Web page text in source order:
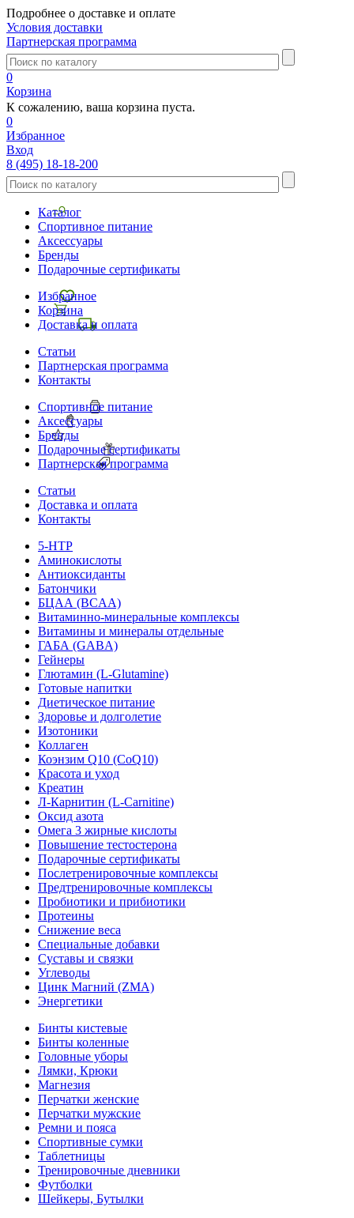
Подробнее о доставке и оплате
Условия доставки
Партнерская программа
0
Корзина
К сожалению, ваша корзина пуста.
0
Избранное
Вход
8 (495) 18-18-200
Каталог
Спортивное питание
Аксессуары
Бренды
Подарочные сертификаты
Избранное
Корзина
Доставка и оплата
Статьи
Партнерская программа
Контакты
Спортивное питание
Аксессуары
Бренды
Подарочные сертификаты
Партнерская программа
Статьи
Доставка и оплата
Контакты
5-HTP
Аминокислоты
Антиоксиданты
Батончики
БЦАА (BCAA)
Витаминно-минеральные комплексы
Витамины и минералы отдельные
ГАБА (GABA)
Гейнеры
Глютамин (L-Glutamine)
Готовые напитки
Диетическое питание
Здоровье и долголетие
Изотоники
Коллаген
Коэнзим Q10 (CoQ10)
Красота и уход
Креатин
Л-Карнитин (L-Сarnitine)
Оксид азота
Омега 3 жирные кислоты
Повышение тестостерона
Подарочные сертификаты
Послетренировочные комплексы
Предтренировочные комплексы
Пробиотики и прибиотики
Протеины
Снижение веса
Специальные добавки
Суставы и связки
Углеводы
Цинк Магний (ZMA)
Энергетики
Бинты кистевые
Бинты коленные
Головные уборы
Лямки, Крюки
Магнезия
Перчатки женские
Перчатки мужские
Ремни и пояса
Спортивные сумки
Таблетницы
Тренировочные дневники
Футболки
Шейкеры, Бутылки